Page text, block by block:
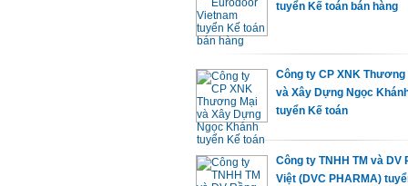
tuyển Kế toán bán hàng
Công ty CP XNK Thương
và Xây Dựng Ngọc
tuyển Kế toán
Công ty TNHH TM và DV
Việt (DVC PHARMA)